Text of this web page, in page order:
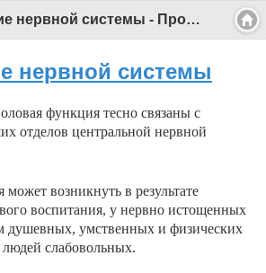
Заболевание нервной системы - Профессиональный педагог
нервной системы
функция тесно связаны с
отделов центральной нервной
может возникнуть в результате
воспитания, у нервно истощен­ных
душевных, умственных и физи­ческих
слабовольных.